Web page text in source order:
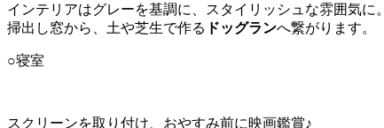
インテリアはグレーを基調に、スタイリッシュな雰囲気に。
掃出し窓から、土や芝生で作る ドッグランへ繋がります。
○寝室
スクリーンを取り付け、おやすみ前に映画鑑賞♪